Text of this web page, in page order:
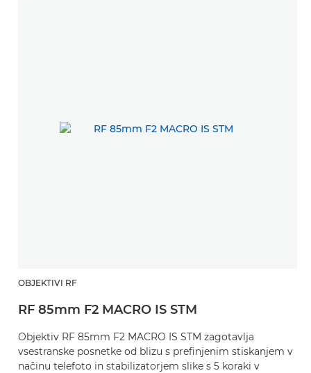
OBJEKTIVI RF
RF 85mm F2 MACRO IS STM
Objektiv RF 85mm F2 MACRO IS STM zagotavlja
vsestranske posnetke od blizu s prefinjenim stiskanjem v
načinu telefoto in stabilizatorjem slike s 5 koraki v